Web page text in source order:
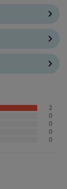
2
0
0
0
0